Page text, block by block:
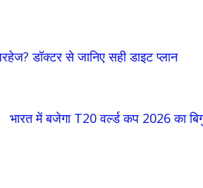
डॉक्टर से जानिए सही डाइट प्लान
भारत में बजेगा T20 वर्ल्ड कप 2026 का